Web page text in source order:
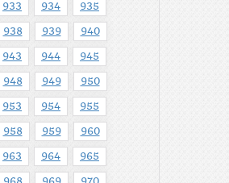
933 934 935
938 939 940
943 944 945
948 949 950
953 954 955
958 959 960
963 964 965